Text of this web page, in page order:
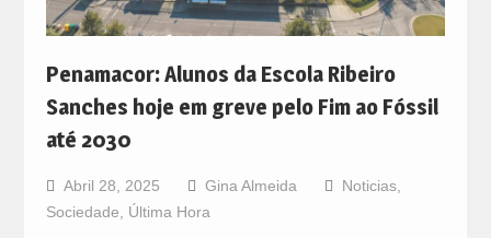
Penamacor: Alunos da Escola Ribeiro
Sanches hoje em greve pelo Fim ao Fóssil
até 2030
Abril 28, 2025 Gina Almeida Noticias,
Sociedade, Última Hora